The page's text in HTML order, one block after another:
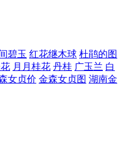
碧玉 红花继木球 杜鹃的图
月月桂花 丹桂 广玉兰 白
女贞价 金森女贞图 湖南金